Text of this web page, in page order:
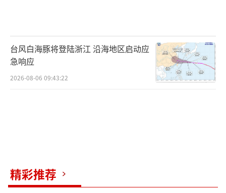
台风白海豚将登陆浙江 沿海地区启动应
急响应
2026-08-06 09:43:22
精彩推荐